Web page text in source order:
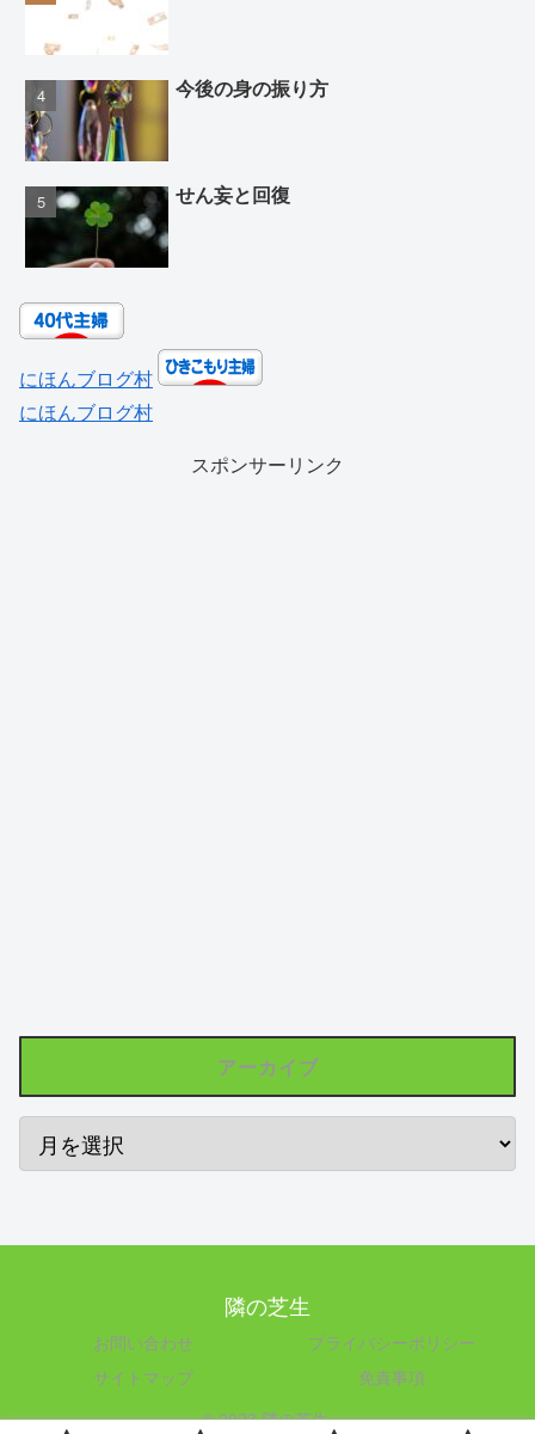
今後の身の振り方
せん妄と回復
にほんブログ村
にほんブログ村
スポンサーリンク
アーカイブ
隣の芝生
お問い合わせ
プライバシーポリシー
サイトマップ
免責事項
© 2023 隣の芝生.